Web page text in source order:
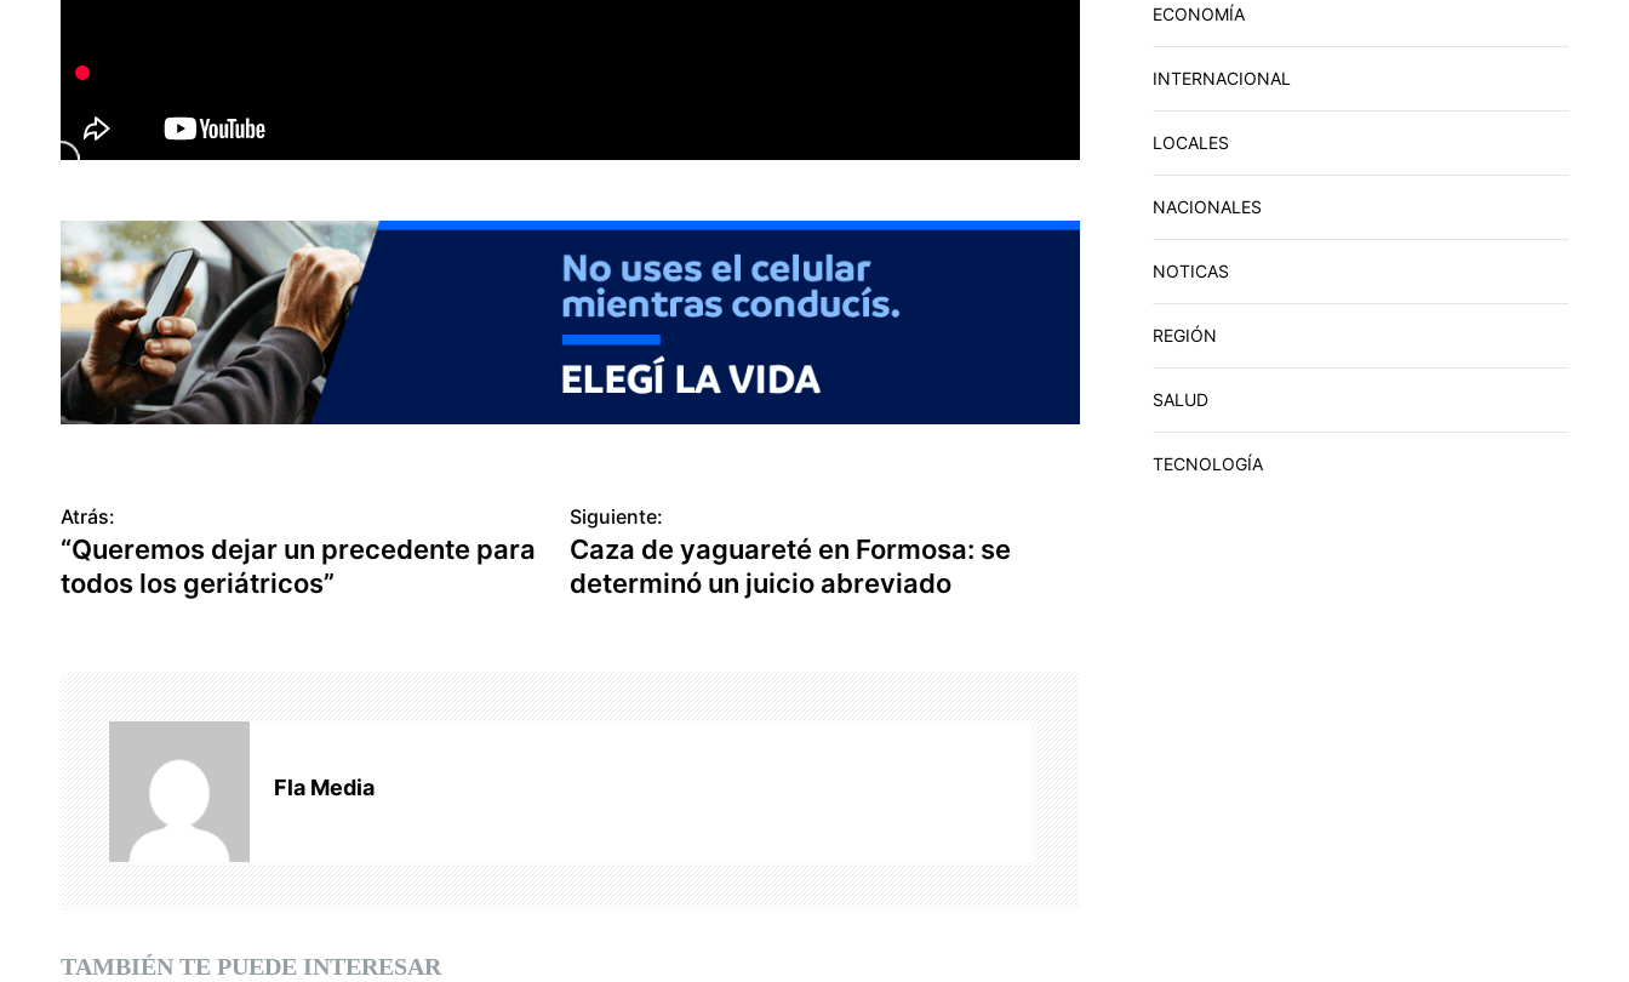
N
a
Atrás:
“Queremos dejar un precedente para
todos los geriátricos”
Siguiente:
Caza de yaguareté en Formosa: se
determinó un juicio abreviado
Fla Media
TAMBIÉN TE PUEDE INTERESAR
ECONOMÍA
INTERNACIONAL
LOCALES
NACIONALES
NOTICAS
REGIÓN
SALUD
TECNOLOGÍA